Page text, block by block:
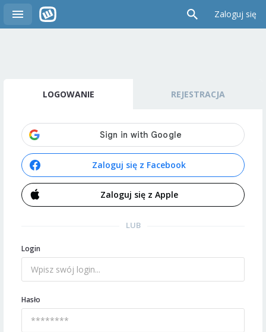
Zaloguj się
LOGOWANIE REJESTRACJA
Zaloguj się z Facebook
Zaloguj się z Apple
LUB
Login
Hasło